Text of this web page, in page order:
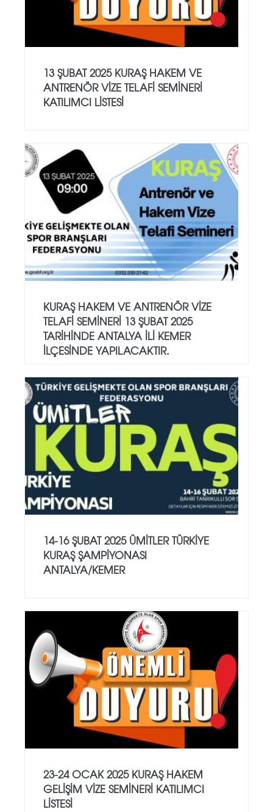
13 ŞUBAT 2025 KURAŞ HAKEM VE
ANTRENÖR VİZE TELAFİ SEMİNERİ
KATILIMCI LİSTESİ
KURAŞ HAKEM VE ANTRENÖR VİZE
TELAFİ SEMİNERİ 13 ŞUBAT 2025
TARİHİNDE ANTALYA İLİ KEMER
İLÇESİNDE YAPILACAKTIR.
14-16 ŞUBAT 2025 ÜMİTLER TÜRKİYE
KURAŞ ŞAMPİYONASI
ANTALYA/KEMER
23-24 OCAK 2025 KURAŞ HAKEM
GELİŞİM VİZE SEMİNERİ KATILIMCI
LİSTESİ